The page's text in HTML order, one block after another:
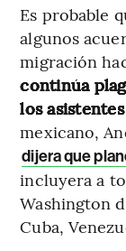
Es probable
algunos
migración
continúa
los asistentes
mexicano,
dijera que
incluyera a
Washington
Cuba,